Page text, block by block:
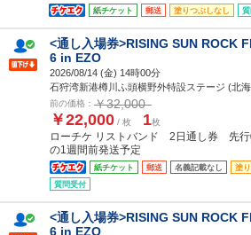
紙チケット 郵送 塗りつぶしなし
<通し入場券>RISING SUN ROCK
6 in EZO
2026/08/14 (金) 14時00分
石狩湾新港樽川ふ頭横野外特設ステージ (北
前の価格： ￥32,000
￥22,000 / 枚 1枚
ローチケ リストバンド 2日通し券 先行
の1週間前発送予定
紙チケット 郵送 名義記載なし
塗
質問受付
<通し入場券>RISING SUN ROCK
6 in EZO